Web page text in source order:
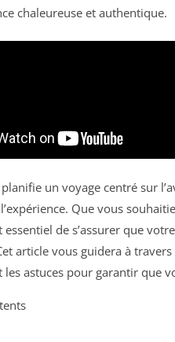
chaleureuse et authentique.
planifie un voyage centré sur
Que vous
essentiel de s’assurer que
article vous guidera à
les astuces pour garantir que